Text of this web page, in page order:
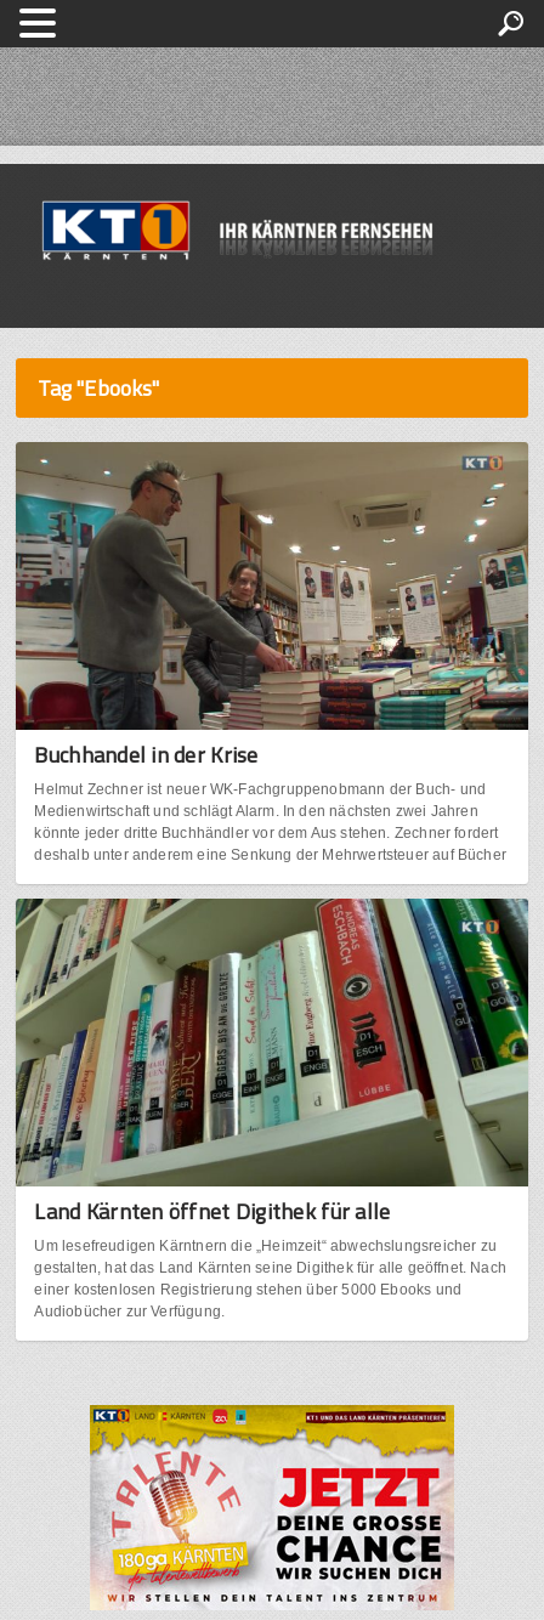
Tag "Ebooks"
Buchhandel in der Krise
Helmut Zechner ist neuer WK-Fachgruppenobmann der Buch- und
Medienwirtschaft und schlägt Alarm. In den nächsten zwei Jahren
könnte jeder dritte Buchhändler vor dem Aus stehen. Zechner fordert
deshalb unter anderem eine Senkung der Mehrwertsteuer auf Bücher
Land Kärnten öffnet Digithek für alle
Um lesefreudigen Kärntnern die „Heimzeit“ abwechslungsreicher zu
gestalten, hat das Land Kärnten seine Digithek für alle geöffnet. Nach
einer kostenlosen Registrierung stehen über 5000 Ebooks und
Audiobücher zur Verfügung.